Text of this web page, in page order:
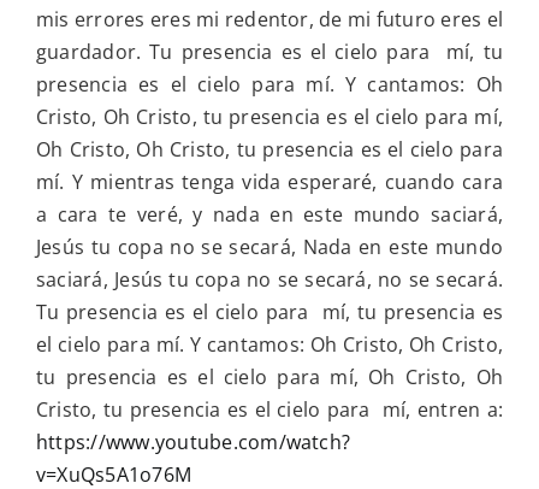
mis errores eres mi redentor, de mi futuro eres el
guardador. Tu presencia es el cielo para mí, tu
presencia es el cielo para mí. Y cantamos: Oh
Cristo, Oh Cristo, tu presencia es el cielo para mí,
Oh Cristo, Oh Cristo, tu presencia es el cielo para
mí. Y mientras tenga vida esperaré, cuando cara
a cara te veré, y nada en este mundo saciará,
Jesús tu copa no se secará, Nada en este mundo
saciará, Jesús tu copa no se secará, no se secará.
Tu presencia es el cielo para mí, tu presencia es
el cielo para mí. Y cantamos: Oh Cristo, Oh Cristo,
tu presencia es el cielo para mí, Oh Cristo, Oh
Cristo, tu presencia es el cielo para mí, entren a:
https://www.youtube.com/watch?
v=XuQs5A1o76M